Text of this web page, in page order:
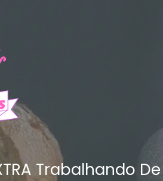
Trabalhando